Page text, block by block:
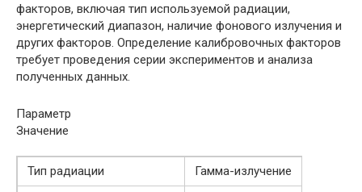
факторов, включая тип используемой радиации,
энергетический диапазон, наличие фонового излучения и
других факторов. Определение калибровочных факторов
требует проведения серии экспериментов и анализа
полученных данных.
Параметр
Значение
Тип радиации
Гамма-излучение